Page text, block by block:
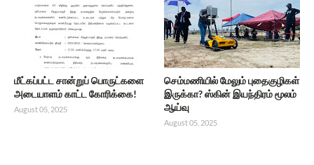
மீட்கப்பட்ட சான்றுப் பொருட்களை
அடையாளம் காட்ட கோரிக்கை!
August 05, 2025
செம்மணியில் மேலும் புதைகுழிகள்
இருக்கா? ஸ்கின் இயந்திரம் மூலம்
ஆய்வு
August 05, 2025